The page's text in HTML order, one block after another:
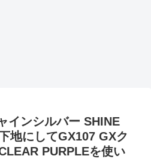
インシルバー SHINE
地にしてGX107 GXク
PURPLEを使い